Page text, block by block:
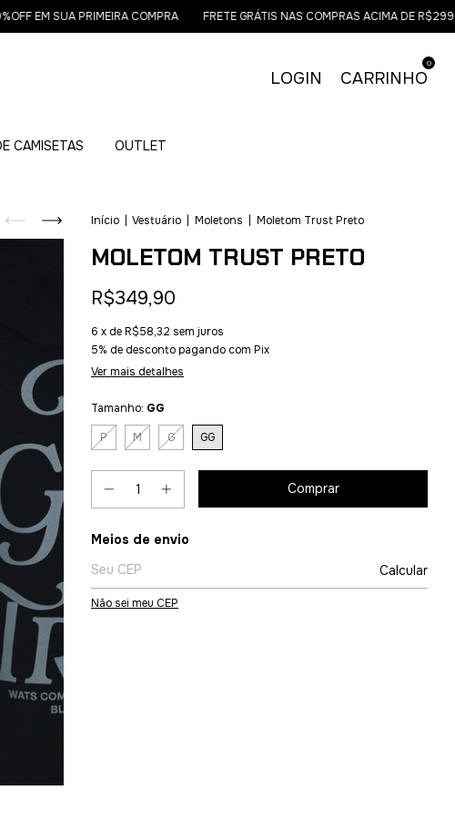
EM SUA PRIMEIRA COMPRA FRETE GRÁTIS NAS COMPRAS ACIMA DE R$299,00 -
LOGIN CARRINHO
0
CAMISETAS OUTLET
Início Vestuário Moletons Moletom Trust Preto
MOLETOM TRUST PRETO
R$349,90
6 x deR$58,32 sem juros
5% de descontopagando com Pix
Ver mais detalhes
Tamanho: GG
P
M G GG
Entregas para o CEP:
Meios de envio
Calcular
Não sei meu CEP